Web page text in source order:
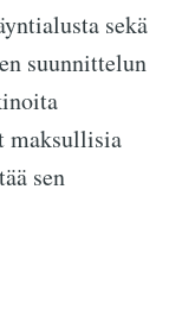
sekä
suunnittelun
maksullisia
sen